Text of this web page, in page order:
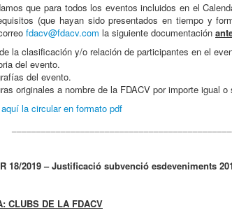
que para todos los eventos incluidos en el
(que hayan sido presentados en tiempo y
fdacv@fdacv.com la siguiente documentación
la clasificación y/o relación de participantes en el
del evento.
del evento.
originales a nombre de la FDACV por importe igual
la circular en formato pdf
18/2019 – Justificació subvenció esdeveniments
CLUBS DE LA FDACV